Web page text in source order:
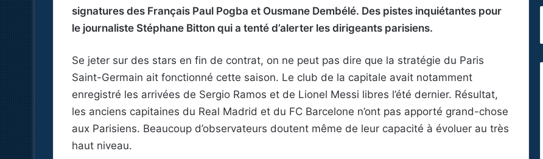
signatures des Français Paul Pogba et Ousmane Dembélé. Des pistes inquiétantes pour
le journaliste Stéphane Bitton qui a tenté d’alerter les dirigeants parisiens.
Se jeter sur des stars en fin de contrat, on ne peut pas dire que la stratégie du Paris
Saint-Germain ait fonctionné cette saison. Le club de la capitale avait notamment
enregistré les arrivées de Sergio Ramos et de Lionel Messi libres l’été dernier. Résultat,
les anciens capitaines du Real Madrid et du FC Barcelone n’ont pas apporté grand-chose
aux Parisiens. Beaucoup d’observateurs doutent même de leur capacité à évoluer au très
haut niveau.